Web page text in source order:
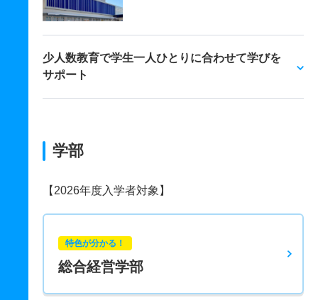
少人数教育で学生一人ひとりに合わせて学びを
サポート
学部
【2026年度入学者対象】
特色が分かる！
総合経営学部